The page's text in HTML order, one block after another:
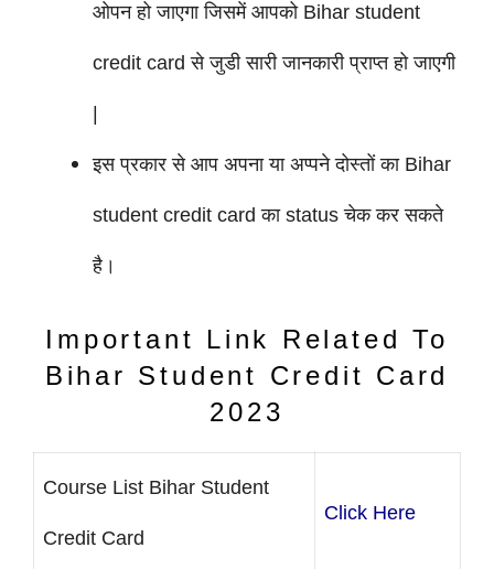
ओपन हो जाएगा जिसमें आपको Bihar student
credit card से जुडी सारी जानकारी प्राप्त हो जाएगी
इस प्रकार से आप अपना या अप्पने दोस्तों का Bihar
student credit card का status चेक कर सकते
है।
Important Link Related To
Bihar Student Credit Card
2023
Course List Bihar Student
Credit Card
Click Here